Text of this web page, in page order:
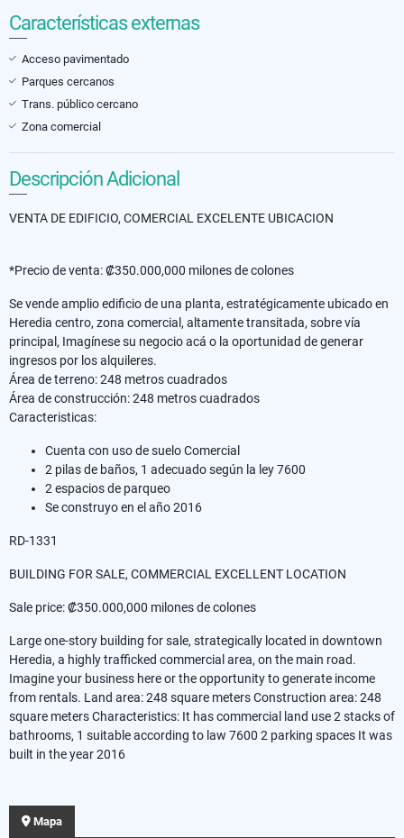
Características externas
Acceso pavimentado
Parques cercanos
Trans. público cercano
Zona comercial
Descripción Adicional
VENTA DE EDIFICIO, COMERCIAL EXCELENTE UBICACION
*Precio de venta: ₡350.000,000 milones de colones
Se vende amplio edificio de una planta, estratégicamente ubicado en
Heredia centro, zona comercial, altamente transitada, sobre vía
principal, Imagínese su negocio acá o la oportunidad de generar
ingresos por los alquileres.
Área de terreno: 248 metros cuadrados
Área de construcción: 248 metros cuadrados
Caracteristicas:
Cuenta con uso de suelo Comercial
2 pilas de baños, 1 adecuado según la ley 7600
2 espacios de parqueo
Se construyo en el año 2016
RD-1331
BUILDING FOR SALE, COMMERCIAL EXCELLENT LOCATION
Sale price: ₡350.000,000 milones de colones
Large one-story building for sale, strategically located in downtown
Heredia, a highly trafficked commercial area, on the main road.
Imagine your business here or the opportunity to generate income
from rentals. Land area: 248 square meters Construction area: 248
square meters Characteristics: It has commercial land use 2 stacks of
bathrooms, 1 suitable according to law 7600 2 parking spaces It was
built in the year 2016
Mapa